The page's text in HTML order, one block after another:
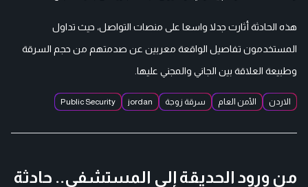
هذه الحادثة أثارت جدلا واسعا على منصات التواصل، حيث تداول
المستخدمون تفاصيل الواقعة معربين عن صدمتهم من حجم السرقة
وطبيعة العلاقة بين الجاني والمجني عليها.
الاردن الأمن العام سرقة زوجة jordan
Public Security
من ورود الحديقة إلى المستشفى.. حادثة